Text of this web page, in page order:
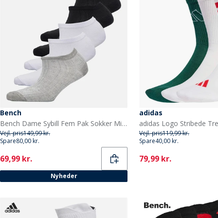
Bench
Bench Dame Sybill Fem Pak Sokker Mixed
Vejl. pris149,99 kr.
Spare80,00 kr.
Current
69,99 kr.
Nyheder
adidas
Vejl. pris119,99 kr.
Spare40,00 kr.
Current
79,99 kr.